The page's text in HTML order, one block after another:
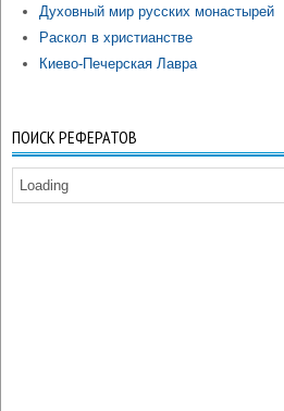
Духовный мир русских монастырей
Раскол в христианстве
Киево-Печерская Лавра
ПОИСК РЕФЕРАТОВ
Loading